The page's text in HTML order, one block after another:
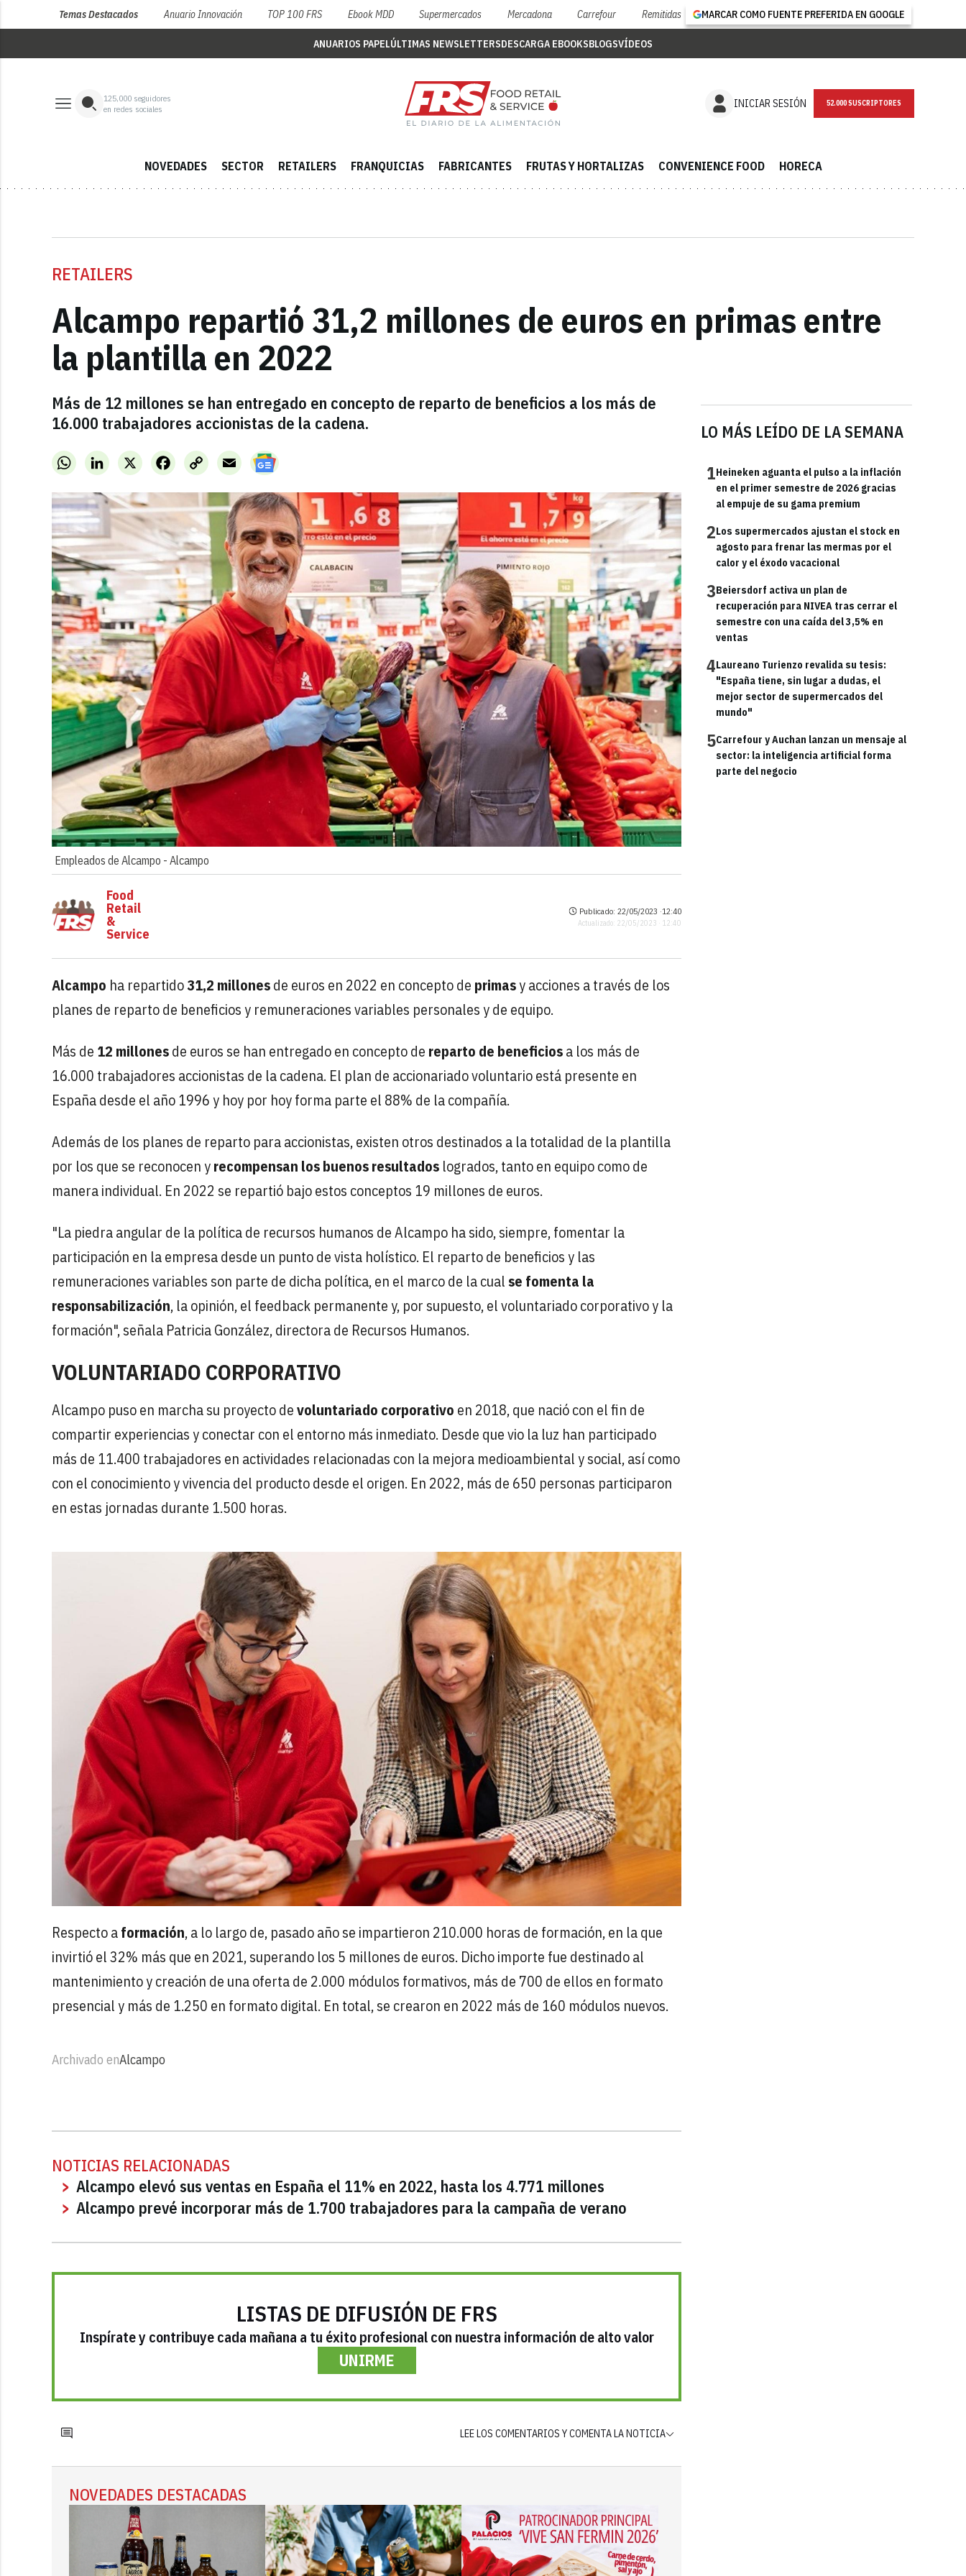
Temas Destacados Anuario Innovación TOP 100 FRS Ebook MDD Supermercados Mercadona Carrefour Remitidas MARCAR COMO FUENTE PREFERIDA EN GOOGLE
ANUARIOS PAPELÚLTIMAS NEWSLETTERSDESCARGA EBOOKSBLOGSVÍDEOS
125,000 seguidores
en redes sociales
INICIAR SESIÓN NEWSLETTER
NOVEDADES SECTOR RETAILERS FRANQUICIAS FABRICANTES FRUTAS Y HORTALIZAS CONVENIENCE FOOD HORECA
RETAILERS
Alcampo repartió 31,2 millones de euros en primas entre
la plantilla en 2022
Más de 12 millones se han entregado en concepto de reparto de beneficios a los más de
16.000 trabajadores accionistas de la cadena.
WhatsAppLinkedInX FacebookCopy
Link
Email
Empleados de Alcampo - Alcampo
LO MÁS LEÍDO DE LA SEMANA
1Heineken aguanta el pulso a la inflación
en el primer semestre de 2026 gracias
al empuje de su gama premium
2Los supermercados ajustan el stock en
agosto para frenar las mermas por el
calor y el éxodo vacacional
3Beiersdorf activa un plan de
recuperación para NIVEA tras cerrar el
semestre con una caída del 3,5% en
ventas
4Laureano Turienzo revalida su tesis:
"España tiene, sin lugar a dudas, el
mejor sector de supermercados del
mundo"
5Carrefour y Auchan lanzan un mensaje al
sector: la inteligencia artificial forma
parte del negocio
Food
Retail
&
Service
Publicado: 22/05/2023 ·12:40
Actualizado: 22/05/2023 · 12:40
Alcampo ha repartido31,2 millonesde euros en 2022 en concepto de primasy acciones a través de los
planes de reparto de beneficios y remuneraciones variables personales y de equipo.
Más de 12 millonesde euros se han entregado en concepto de reparto de beneficiosa los más de
16.000 trabajadores accionistas de la cadena. El plan de accionariado voluntario está presente en
España desde el año 1996 y hoy por hoy forma parte el 88% de la compañía.
Además de los planes de reparto para accionistas, existen otros destinados a la totalidad de la plantilla
por los que se reconocen yrecompensan los buenos resultados logrados, tanto en equipo como de
manera individual. En 2022 se repartió bajo estos conceptos 19 millones de euros.
"La piedra angular de la política de recursos humanos de Alcampo ha sido, siempre, fomentar la
participación en la empresa desde un punto de vista holístico. El reparto de beneficios y las
remuneraciones variables son parte de dicha política, en el marco de la cual se fomenta la
responsabilización, la opinión, el feedback permanente y, por supuesto, el voluntariado corporativo y la
formación", señala Patricia González, directora de Recursos Humanos.
VOLUNTARIADO CORPORATIVO
Alcampo puso en marcha su proyecto devoluntariado corporativo en 2018, que nació con el fin de
compartir experiencias y conectar con el entorno más inmediato. Desde que vio la luz han participado
más de 11.400 trabajadores en actividades relacionadas con la mejora medioambiental y social, así como
con el conocimiento y vivencia del producto desde el origen. En 2022, más de 650 personas participaron
en estas jornadas durante 1.500 horas.
Respecto aformación, a lo largo de, pasado año se impartieron 210.000 horas de formación, en la que
invirtió el 32% más que en 2021, superando los 5 millones de euros. Dicho importe fue destinado al
mantenimiento y creación de una oferta de 2.000 módulos formativos, más de 700 de ellos en formato
presencial y más de 1.250 en formato digital. En total, se crearon en 2022 más de 160 módulos nuevos.
Archivado enAlcampo
NOTICIAS RELACIONADAS
Alcampo elevó sus ventas en España el 11% en 2022, hasta los 4.771 millones
Alcampo prevé incorporar más de 1.700 trabajadores para la campaña de verano
LISTAS DE DIFUSIÓN DE FRS
Inspírate y contribuye cada mañana a tu éxito profesional con nuestra información de alto valor
UNIRME
LEE LOS COMENTARIOS Y COMENTA LA NOTICIA
NOVEDADES DESTACADAS